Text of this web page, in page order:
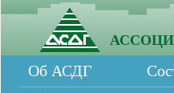
Об АСДГ